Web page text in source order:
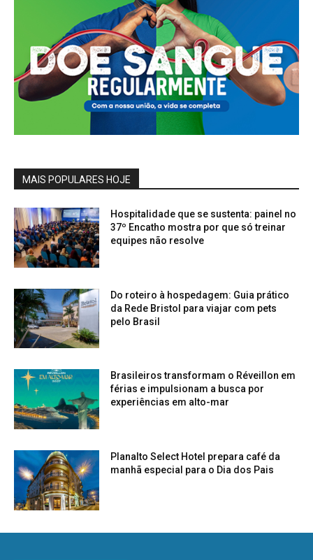
MAIS POPULARES HOJE
Hospitalidade que se sustenta: painel no
37º Encatho mostra por que só treinar
equipes não resolve
Do roteiro à hospedagem: Guia prático
da Rede Bristol para viajar com pets
pelo Brasil
Brasileiros transformam o Réveillon em
férias e impulsionam a busca por
experiências em alto-mar
Planalto Select Hotel prepara café da
manhã especial para o Dia dos Pais